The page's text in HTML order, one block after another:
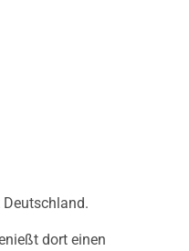
dort einen